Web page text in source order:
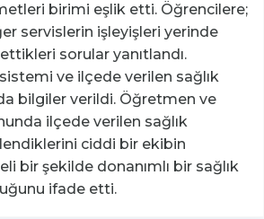
birimi eşlik etti. Öğrencilere;
servislerin işleyişleri yerinde
sorular yanıtlandı.
ve ilçede verilen sağlık
bilgiler verildi. Öğretmen ve
ilçede verilen sağlık
ciddi bir ekibin
bir şekilde donanımlı bir sağlık
ifade etti.